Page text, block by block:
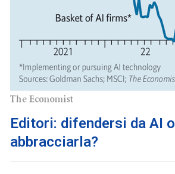
Editori: difendersi da AI o
abbracciarla?